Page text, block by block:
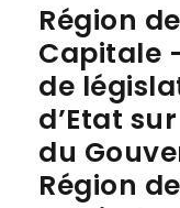
Région
Capitale
de
d’Etat
du
Région